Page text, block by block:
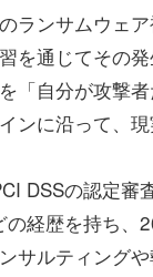
ランサムウェ
を通じてその
自分が攻撃者
ンに沿って、
DSSの認定審
経歴を持ち、
ルティングや